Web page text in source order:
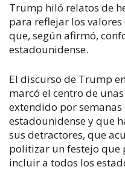
Trump hiló relatos de
para reflejar los
que, según afirmó,
estadounidense.
El discurso de Trump
marcó el centro de
extendido por
estadounidense y que
sus detractores, que
politizar un festejo que
incluir a todos los